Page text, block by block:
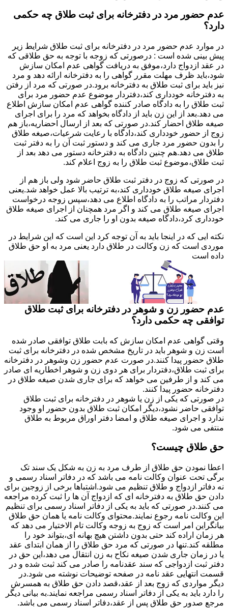
عدم حضور مرد در دفترخانه برای ثبت طلاق چه حکمی
دارد؟
در موارد عدم حضور مرد در دفترخانه برای ثبت طلاق شرایط زیر
پیش بینی شده است : درصورتی که زوجه با توجه به حق طلاقی که
در عقد ازدواج دارد،موفق به دریافت گواهی عدم امکان سازش
شود،باید ظرف مهلت مقرر گواهی را به دفترخانه ارائه دهد و مرد
نیز باید برای ثبت طلاق به دفترخانه برود.در صورتی که مرد از رفتن
به دفترخانه خودداری کند،دفتردار موضوع عدم حضور مرد برای
ثبت طلاق را به دادگاه صادر کننده گواهی عدم امکان سازش اطلاع
می دهد.بعد از این زن باید از دادگاه بخواهد که مرد را برای اجرای
صیغه طلاق احضار کند.در صورتی که بعد از ارسال احضاریه،باز هم
زوج از حضور خودداری کند،دادگاه با رعایت شرعیات،صیغه طلاق
را بدون حضور مرد جاری می کند و دستور ثبت آن را به دفتر ثبت
طلاق می دهد.هم چنین دادگاه به دفترخانه دستور می دهد بعد از
ثبت طلاق،موضوع ثبت طلاق را به زوج اعلام کند.
در صورتی که زوج در دفتر ثبت طلاق حاضر شود ولی باز هم از
اجرای صیغه طلاق خودداری کند،به ترتیب بالا عمل خواهد شد.یعنی
دفتردار مراتب را به دادگاه اطلاع می دهد،سپس زوجه درخواست
اجرای صیغه طلاق می کند و اگر مرد همچنان از اجرای صیغه طلاق
خودداری کرد،دادگاه صیغه بدون او را جاری می کند.
نکته ایی که در اینجا باید به آن توجه کرد این است که این شرایط در
موردی است که زن وکالت در طلاق دارد یعنی مرد به او حق طلاق
داده است
عدم حضور زن و شوهر در دفترخانه برای ثبت طلاق
توافقی چه حکمی دارد؟
وقتی گواهی عدم امکان سازش که بابت طلاق توافقی صادر شده
است زن و شوهر باید در تاریخ مشخص شده در دفترخانه برای ثبت
طلاق حضور پیدا کنند.در صورت عدم حضور زن وشوهر در دفترخانه
برای ثبت طلاق،دفتردار برای هر دوی زن و شوهر اخطاریه ای صادر
می کند و از طرفین می خواهد که برای جاری شدن صیغه طلاق در
دفترخانه حضور پیدا کنند.
در صورتی که یکی از زن یا شوهر در دفترخانه برای ثبت طلاق
توافقی حاضر نشود،دیگر امکان ثبت طلاق بدون حضور او وجود
ندارد و اجرای صیغه طلاق و امضا دفتر اوراق مربوط به طلاق
منتفی می شود.
حق طلاق چیست؟
اعطا نمودن حق طلاق از طرف مرد به زن به شکل یک سند تک
برگی تحت عنوان وکالت نامه می باشد که در دفاتر اسناد رسمی و
نه دفاتر ازدواج و طلاق تنظیم می شود.اشتباها برخی از زوجین برای
دادن حق طلاق به دفترخانه ای که ازدواج آن ها را ثبت کرده مراجعه
می کنند.در صورتی که باید به یکی از دفاتر اسناد رسمی برای تنظیم
این وکالت نامه رجوع نمایند.محتوای وکالت نامه یا همان حق طلاق
بیانگراین امر است که زوج به زوجه وکالت تام الاختیار می دهد که
هر زمان اراده کند حتی بدون داشتن هیچ بهانه ای،بتواند خود را
مطلقه کند.تنها در صورتی که مرد حق طلاق را از همان ابتدای عقد
یا در زمان جاری شدن صیغه نکاح به زن انتقال می دهد،این حق در
دفتر ثبت ازدواجی که سند عقدنامه را صادر می کند ثبت شده و در
قسمت انتهایی عقد نامه در صفحه توضیحات نوشته می شود.در
دیگر مواردی که زوج بعد از عقد،قصد دادن حق طلاق به همسرش
را دارد باید به یکی از دفاتر اسناد رسمی مراجعه نمایند.به بیانی دیگر
مرجع صدور حق طلاق پس از عقد،دفاتر اسناد رسمی می باشد.